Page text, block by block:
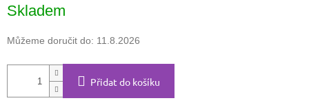
cena:
Skladem
Můžeme doručit do: 11.8.2026
Přidat do košíku